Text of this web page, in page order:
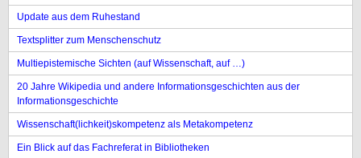
Update aus dem Ruhestand
Textsplitter zum Menschenschutz
Multiepistemische Sichten (auf Wissenschaft, auf …)
20 Jahre Wikipedia und andere Informationsgeschichten aus der
Informationsgeschichte
Wissenschaft(lichkeit)skompetenz als Metakompetenz
Ein Blick auf das Fachreferat in Bibliotheken